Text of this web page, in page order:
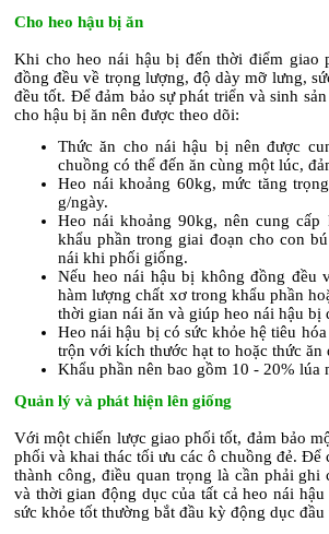
Cho heo hậu bị ăn
Khi cho heo nái hậu bị đến thời điểm giao
đồng đều về trọng lượng, độ dày mỡ lưng,
đều tốt. Để đảm bảo sự phát triển và sinh
cho hậu bị ăn nên được theo dõi:
Thức ăn cho nái hậu bị nên được
chuồng có thể đến ăn cùng một lúc,
Heo nái khoảng 60kg, mức tăng
g/ngày.
Heo nái khoảng 90kg, nên cung
khẩu phần trong giai đoạn cho con
nái khi phối giống.
Nếu heo nái hậu bị không đồng đều
hàm lượng chất xơ trong khẩu phần
thời gian nái ăn và giúp heo nái hậu
Heo nái hậu bị có sức khỏe hệ tiêu
trộn với kích thước hạt to hoặc thức ăn
Khẩu phần nên bao gồm 10 - 20% lúa
Quản lý và phát hiện lên giống
Với một chiến lược giao phối tốt, đảm bảo
phối và khai thác tối ưu các ô chuồng đẻ.
thành công, điều quan trọng là cần phải ghi
và thời gian động dục của tất cả heo nái
sức khỏe tốt thường bắt đầu kỳ động dục